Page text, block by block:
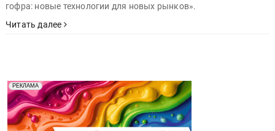
гофра: новые технологии для новых рынков».
Читать далее
РЕКЛАМА
Реклама. Рекламодатель ООО "Передовые Системы
Печати" erid: 2SDnjd2d4Qz